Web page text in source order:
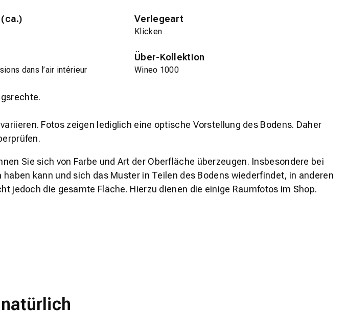
Verlegeart
Klicken
dans l’air intérieur
Über-Kollektion
Wineo 1000
Fotos zeigen lediglich eine optische Vorstellung des Bodens. Daher
Sie sich von Farbe und Art der Oberfläche überzeugen. Insbesondere bei
kann und sich das Muster in Teilen des Bodens wiederfindet, in anderen
jedoch die gesamte Fläche. Hierzu dienen die einige Raumfotos im Shop.